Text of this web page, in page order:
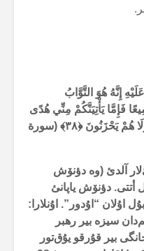
إِنَّهُ هُوَ التَّوَّابُ
جَمِيعًا فَإِمَّا يَأْتِيَنَّكُمْ مِنِّي هُدًى
فَمَنْ تَبِعَ هُدَايَ فَلَا خَوْفٌ عَلَيْهِمْ وَلَا هُمْ يَحْزَنُونَ ﴿۳۸﴾ (سورة
آلدئ (وە دؤنۆش
أتتی. دؤنۆش یاپانئ
اۇلان “اۇدور”. اۇنلارا:
سیزە بیر رهبر
بیر قۇرقو یۇق‌تور